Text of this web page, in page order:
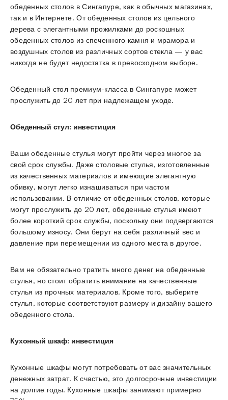
обеденных столов в Сингапуре, как в обычных магазинах,
так и в Интернете. От обеденных столов из цельного
дерева с элегантными прожилками до роскошных
обеденных столов из спеченного камня и мрамора и
воздушных столов из различных сортов стекла — у вас
никогда не будет недостатка в превосходном выборе.
Обеденный стол премиум-класса в Сингапуре может
прослужить до 20 лет при надлежащем уходе.
Обеденный стул: инвестиция
Ваши обеденные стулья могут пройти через многое за
свой срок службы. Даже столовые стулья, изготовленные
из качественных материалов и имеющие элегантную
обивку, могут легко изнашиваться при частом
использовании. В отличие от обеденных столов, которые
могут прослужить до 20 лет, обеденные стулья имеют
более короткий срок службы, поскольку они подвергаются
большому износу. Они берут на себя различный вес и
давление при перемещении из одного места в другое.
Вам не обязательно тратить много денег на обеденные
стулья, но стоит обратить внимание на качественные
стулья из прочных материалов. Кроме того, выберите
стулья, которые соответствуют размеру и дизайну вашего
обеденного стола.
Кухонный шкаф: инвестиция
Кухонные шкафы могут потребовать от вас значительных
денежных затрат. К счастью, это долгосрочные инвестиции
на долгие годы. Кухонные шкафы занимают примерно